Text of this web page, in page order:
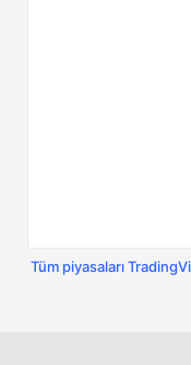
Tüm piyasaları